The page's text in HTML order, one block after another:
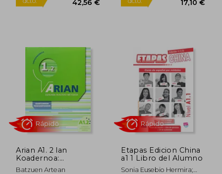
5%
dcto.
5%
dcto. 9,97
Rápido
Arian A1. 2 lan
Koadernoa:
(+Erantzunak)
Batzuen Artean
Etapas Edicion China
a1 1 Libro del Alumno
Sonia Eusebio Hermira;